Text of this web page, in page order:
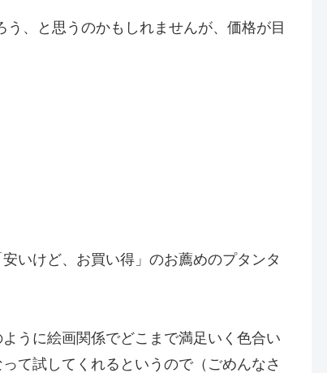
、と思うのかもしれませんが、価格が目
いけど、お買い得」のお薦めのプタンタ
うに絵画関係でどこまで満足いく色合い
て試してくれるというので（ごめんなさ